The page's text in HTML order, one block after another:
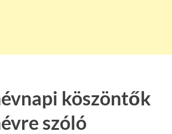
köszöntők
szóló